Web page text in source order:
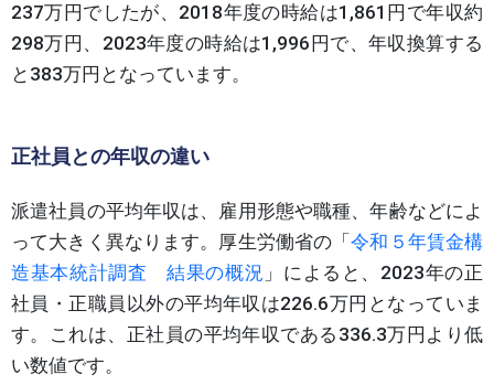
237万円でしたが、2018年度の時給は1,861円で年収約
298万円、2023年度の時給は1,996円で、年収換算する
と383万円となっています。
正社員との年収の違い
派遣社員の平均年収は、雇用形態や職種、年齢などによ
って大きく異なります。厚生労働省の「令和５年賃金構
造基本統計調査 結果の概況 」によると、2023年の正
社員・正職員以外の平均年収は226.6万円となっていま
す。これは、正社員の平均年収である336.3万円より低
い数値です。